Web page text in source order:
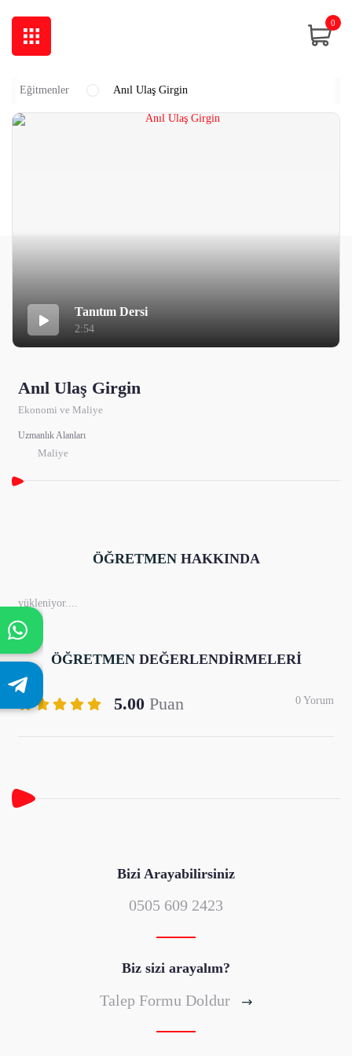
0
Eğitmenler Anıl Ulaş Girgin
Tanıtım Dersi
2:54
Anıl Ulaş Girgin
Ekonomi ve Maliye
Uzmanlık Alanları
Maliye
ÖĞRETMENHAKKINDA
yükleniyor....
ÖĞRETMENDEĞERLENDİRMELERİ
5.00 Puan 0 Yorum
Bizi Arayabilirsiniz
0505 609 2423
Biz sizi arayalım?
Talep Formu Doldur